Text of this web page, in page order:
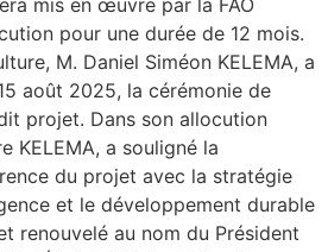
pour une durée de 12 mois.
M. Daniel Siméon KELEMA, a
août 2025, la cérémonie de
projet. Dans son allocution
KELEMA, a souligné la
du projet avec la stratégie
et le développement durable
renouvelé au nom du Président